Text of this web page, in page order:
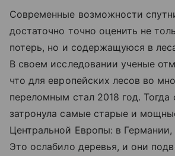
Современные возможности
достаточно точно оценить не
потерь, но и содержащуюся в
В своем исследовании ученые
что для европейских лесов во
переломным стал 2018 год. Тогда
затронула самые старые и
Центральной Европы: в
Это ослабило деревья, и они